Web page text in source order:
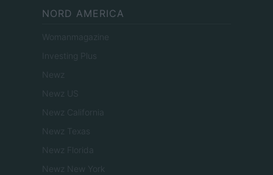
NORD AMERICA
Womanmagazine
Investing Plus
Newz
Newz US
Newz California
Newz Texas
Newz Florida
Newz New York